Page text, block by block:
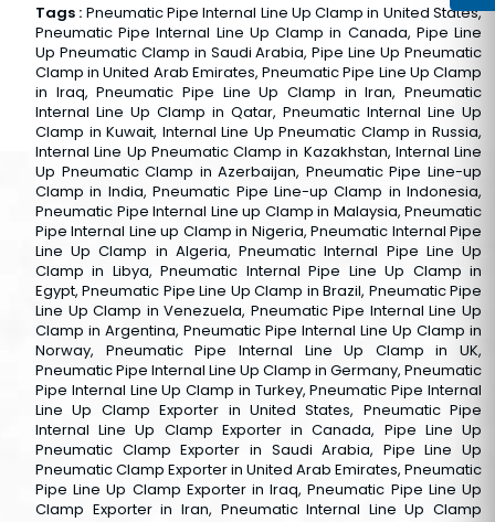
Tags : Pneumatic Pipe Internal Line Up Clamp in United States,
Pneumatic Pipe Internal Line Up Clamp in Canada, Pipe Line
Up Pneumatic Clamp in Saudi Arabia, Pipe Line Up Pneumatic
Clamp in United Arab Emirates, Pneumatic Pipe Line Up Clamp
in Iraq, Pneumatic Pipe Line Up Clamp in Iran, Pneumatic
Internal Line Up Clamp in Qatar, Pneumatic Internal Line Up
Clamp in Kuwait, Internal Line Up Pneumatic Clamp in Russia,
Internal Line Up Pneumatic Clamp in Kazakhstan, Internal Line
Up Pneumatic Clamp in Azerbaijan, Pneumatic Pipe Line-up
Clamp in India, Pneumatic Pipe Line-up Clamp in Indonesia,
Pneumatic Pipe Internal Line up Clamp in Malaysia, Pneumatic
Pipe Internal Line up Clamp in Nigeria, Pneumatic Internal Pipe
Line Up Clamp in Algeria, Pneumatic Internal Pipe Line Up
Clamp in Libya, Pneumatic Internal Pipe Line Up Clamp in
Egypt, Pneumatic Pipe Line Up Clamp in Brazil, Pneumatic Pipe
Line Up Clamp in Venezuela, Pneumatic Pipe Internal Line Up
Clamp in Argentina, Pneumatic Pipe Internal Line Up Clamp in
Norway, Pneumatic Pipe Internal Line Up Clamp in UK,
Pneumatic Pipe Internal Line Up Clamp in Germany, Pneumatic
Pipe Internal Line Up Clamp in Turkey, Pneumatic Pipe Internal
Line Up Clamp Exporter in United States, Pneumatic Pipe
Internal Line Up Clamp Exporter in Canada, Pipe Line Up
Pneumatic Clamp Exporter in Saudi Arabia, Pipe Line Up
Pneumatic Clamp Exporter in United Arab Emirates, Pneumatic
Pipe Line Up Clamp Exporter in Iraq, Pneumatic Pipe Line Up
Clamp Exporter in Iran, Pneumatic Internal Line Up Clamp